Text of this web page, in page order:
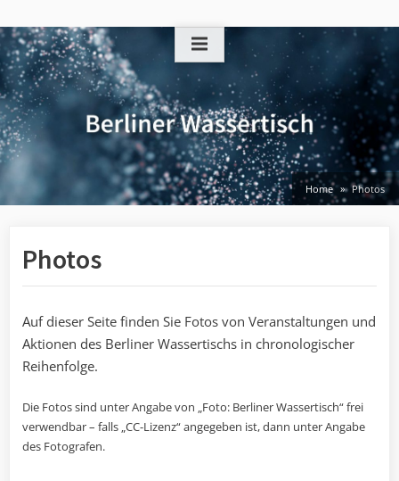
to
content
Home Photos
Photos
Auf dieser Seite finden Sie Fotos von Veranstaltungen und
Aktionen des Berliner Wassertischs in chronologischer
Reihenfolge.
Die Fotos sind unter Angabe von „Foto: Berliner Wassertisch“ frei
verwendbar – falls „CC-Lizenz“ angegeben ist, dann unter Angabe
des Fotografen.